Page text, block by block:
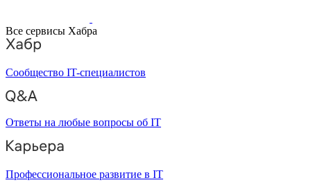
Все сервисы Хабра
Сообщество IT-специалистов
Ответы на любые вопросы об IT
Профессиональное развитие в IT